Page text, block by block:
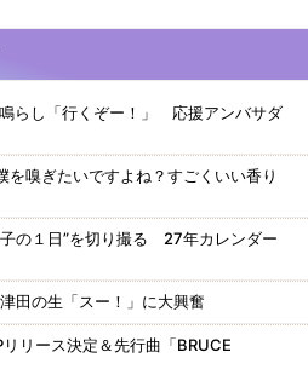
し「行くぞー！」 応援アンバサダ
嗅ぎたいですよね？すごくいい香り
の１日”を切り撮る 27年カレンダー
の生「スー！」に大興奮
リース決定＆先行曲「BRUCE